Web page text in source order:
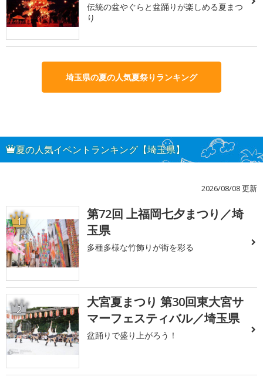
伝統の盆やぐらと盆踊りが楽しめる夏まつ
り
埼玉県の夏の人気夏祭りランキング
夏の人気イベントランキング【埼玉県】
2026/08/08 更新
1
第72回 上福岡七夕まつり／埼
玉県
多種多様な竹飾りが街を彩る
2
大宮夏まつり 第30回東大宮サ
マーフェスティバル／埼玉県
盆踊りで盛り上がろう！